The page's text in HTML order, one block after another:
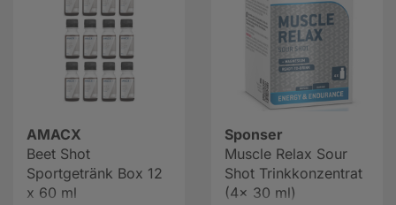
ausreichend zu Hause und sparen dank des
Mengenrabatts auch noch
bares Geld.
AMACX
Beet Shot
Sportgetränk Box 12
x 60 ml
Sponser
Muscle Relax Sour
Shot Trinkkonzentrat
(4x 30 ml)